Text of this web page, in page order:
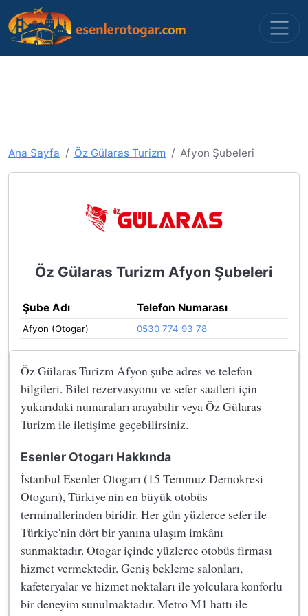
Ana Sayfa Öz Gülaras Turizm Afyon Şubeleri
Öz Gülaras Turizm Afyon Şubeleri
Şube Adı Telefon Numarası
Afyon (Otogar) 0530 774 93 78
Öz Gülaras Turizm Afyon şube adres ve telefon
bilgileri. Bilet rezervasyonu ve sefer saatleri için
yukarıdaki numaraları arayabilir veya Öz Gülaras
Turizm ile iletişime geçebilirsiniz.
Esenler Otogarı Hakkında
İstanbul Esenler Otogarı (15 Temmuz Demokresi
Otogarı), Türkiye'nin en büyük otobüs
terminallerinden biridir. Her gün yüzlerce sefer ile
Türkiye'nin dört bir yanına ulaşım imkânı
sunmaktadır. Otogar içinde yüzlerce otobüs firması
hizmet vermektedir. Geniş bekleme salonları,
kafeteryalar ve hizmet noktaları ile yolculara konforlu
bir deneyim sunulmaktadır. Metro M1 hattı ile